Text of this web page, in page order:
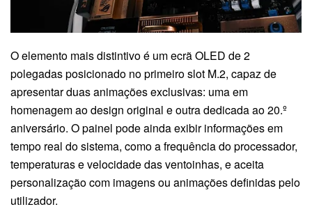
O elemento mais distintivo é um ecrã OLED de 2
polegadas posicionado no primeiro slot M.2, capaz de
apresentar duas animações exclusivas: uma em
homenagem ao design original e outra dedicada ao 20.º
aniversário. O painel pode ainda exibir informações em
tempo real do sistema, como a frequência do processador,
temperaturas e velocidade das ventoinhas, e aceita
personalização com imagens ou animações definidas pelo
utilizador.